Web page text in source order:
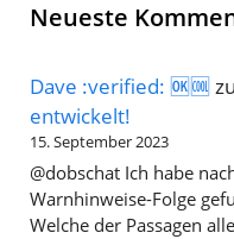
Neueste
Dave :verified: 🆗🆒 zu
entwickelt!
15. September 2023
@dobschat Ich habe
Warnhinweise-Folge
Welche der Passagen